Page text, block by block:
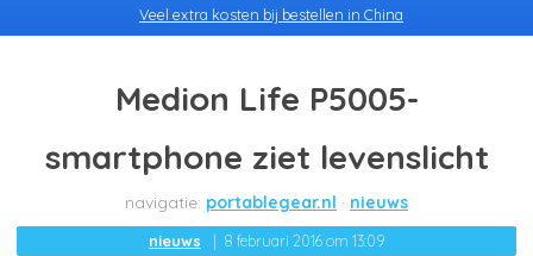
Veel extra kosten bij bestellen in China
Medion Life P5005-
smartphone ziet levenslicht
portablegear.nl nieuws
nieuws 8 februari 2016 om 13:09